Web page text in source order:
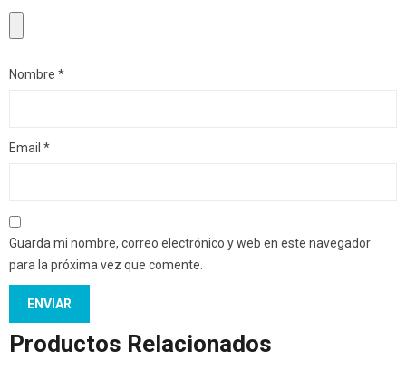
Nombre *
Email *
Guarda mi nombre, correo electrónico y web en este navegador
para la próxima vez que comente.
Productos Relacionados